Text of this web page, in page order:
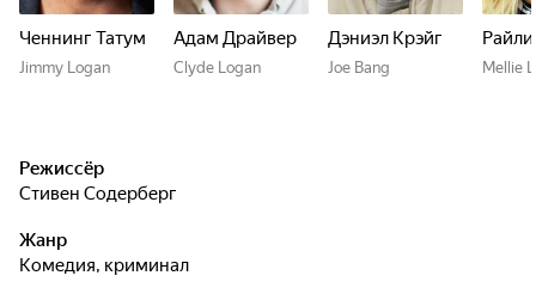
Ченнинг Татум
Jimmy Logan
Адам Драйвер
Clyde Logan
Дэниэл Крэйг
Joe Bang Mellie
Режиссёр
Стивен Содерберг
Жанр
комедия, криминал